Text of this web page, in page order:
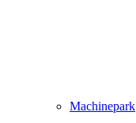
Machinepark